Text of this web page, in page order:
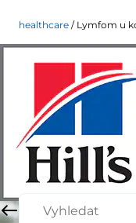
healthcare Lymfom u
Lymfom
musíte
Péče o zdraví
Dr. Sarah Wooten
|
Únor 10, 2023